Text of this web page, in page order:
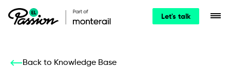
Let's talk
Back to Knowledge Base